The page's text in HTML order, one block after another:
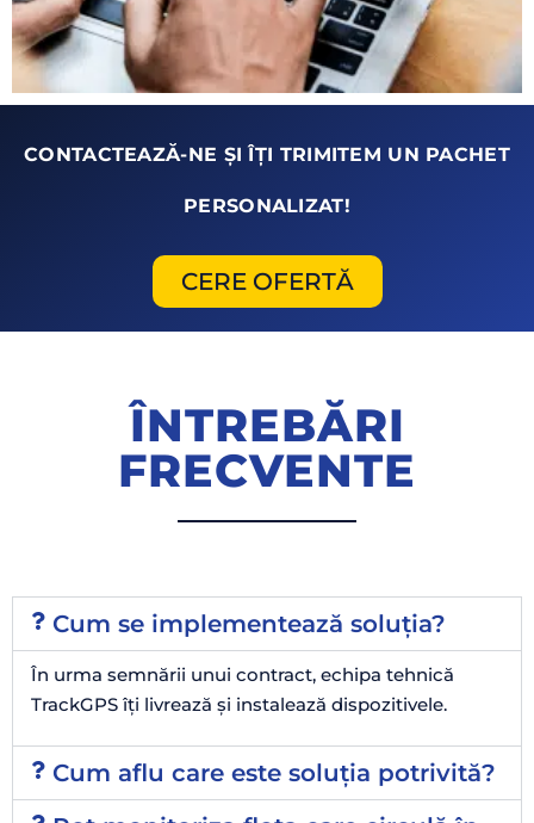
CONTACTEAZĂ-NE ȘI ÎȚI TRIMITEM UN PACHET
PERSONALIZAT!
CERE OFERTĂ
ÎNTREBĂRI
FRECVENTE
Cum se implementează soluția?
În urma semnării unui contract, echipa tehnică
TrackGPS îți livrează și instalează dispozitivele.
Cum aflu care este soluția potrivită?